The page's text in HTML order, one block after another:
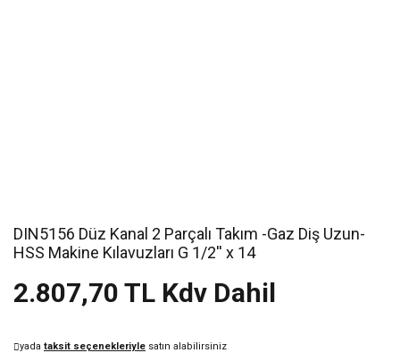
DIN5156 Düz Kanal 2 Parçalı Takım -Gaz Diş Uzun-
HSS Makine Kılavuzları G 1/2'' x 14
2.807,70 TL Kdv Dahil
yada taksit seçenekleriyle satın alabilirsiniz